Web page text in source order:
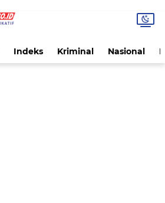
Indeks Kriminal Nasional